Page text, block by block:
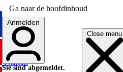
Ga naar de hoofdinhoud
Close menu
English
Français
Anmelden
Sie sind abgemeldet.